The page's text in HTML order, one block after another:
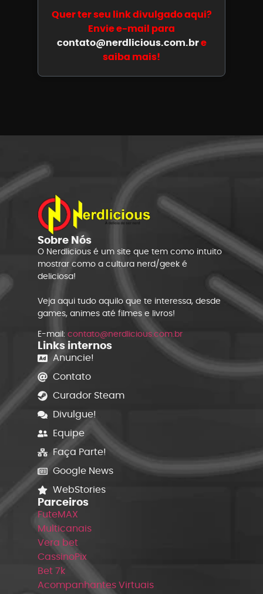
Quer ter seu link divulgado aqui?
Envie e-mail para
contato@nerdlicious.com.bre
saiba mais!
Sobre Nós
O Nerdlicious é um site que tem como intuito
mostrar como a cultura nerd/geek é
deliciosa!
Veja aqui tudo aquilo que te interessa, desde
games, animes até filmes e livros!
E-mail: contato@nerdlicious.com.br
Links internos
Anuncie!
Contato
Curador Steam
Divulgue!
Equipe
Faça Parte!
Google News
WebStories
Parceiros
FuteMAX
Multicanais
Vera bet
CassinoPix
Bet 7k
Acompanhantes Virtuais